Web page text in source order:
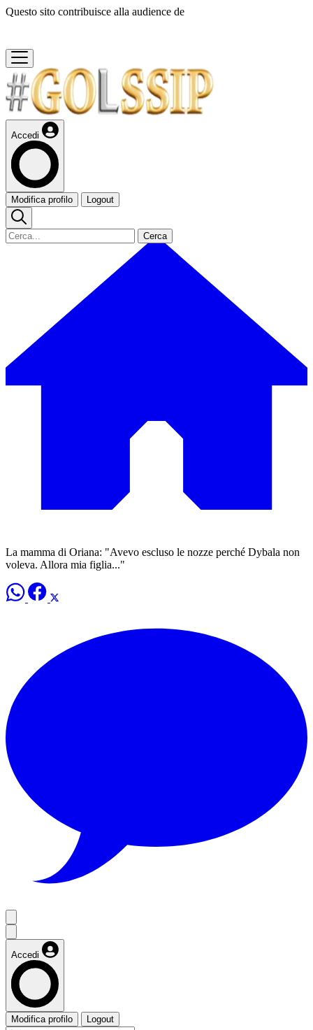
Questo sito contribuisce alla audience de
Accedi
Modifica profilo Logout
Cerca
La mamma di Oriana: "Avevo escluso le nozze perché Dybala non
voleva. Allora mia figlia..."
Accedi
Modifica profilo Logout